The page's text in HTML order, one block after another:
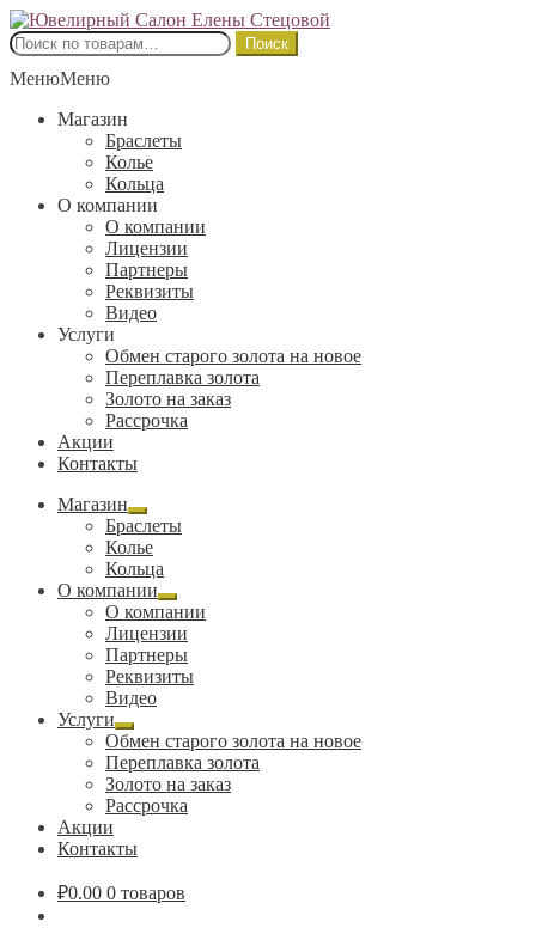
Перейти
к
навигации
Перейти
к
содержимому
Искать: Поиск
МенюМеню
Магазин
Браслеты
Колье
Кольца
О компании
О компании
Лицензии
Партнеры
Реквизиты
Видео
Услуги
Обмен старого золота на новое
Переплавка золота
Золото на заказ
Рассрочка
Акции
Контакты
Магазин
Развернутое
вложенное
меню
Браслеты
Колье
Кольца
О компании
Развернутое
вложенное
меню
О компании
Лицензии
Партнеры
Реквизиты
Видео
Услуги
Развернутое
вложенное
меню
Обмен старого золота на новое
Переплавка золота
Золото на заказ
Рассрочка
Акции
Контакты
₽0.00 0 товаров